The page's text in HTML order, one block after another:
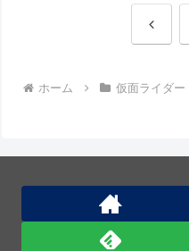
★【ワートリ】今月新発売!!第27
【しばらく固定記事です】
Powered by livedoor 相互
前
ホーム 仮面ライダー